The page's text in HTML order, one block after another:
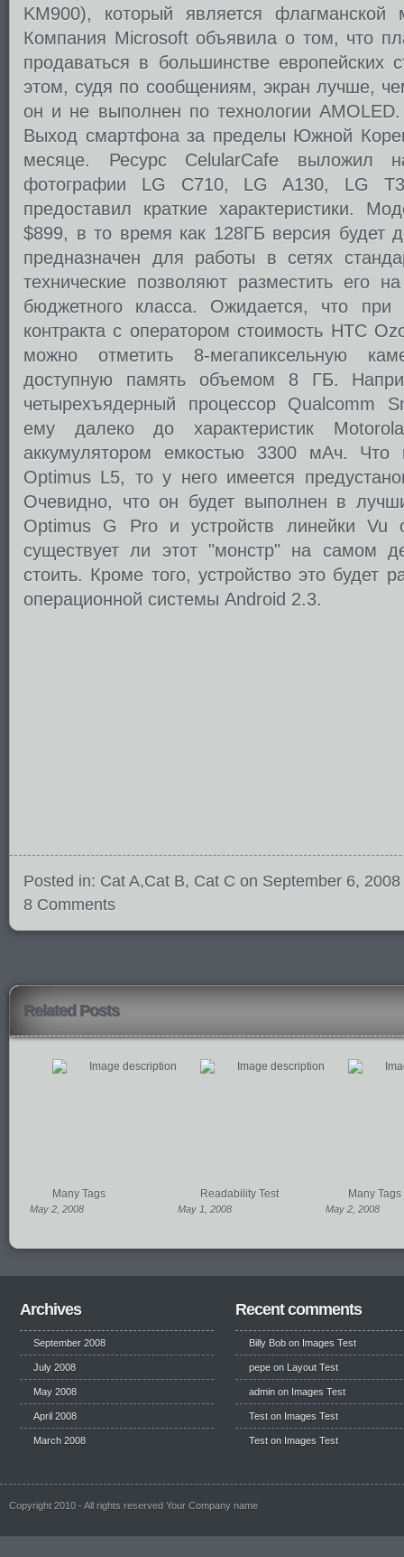
KM900), который является
Компания Microsoft объявила о том, что
продаваться в большинстве
этом, судя по сообщениям, экран лучше,
он и не выполнен по технологии
Выход смартфона за пределы Южной
месяце. Ресурс CelularCafe выложил
фотографии LG C710, LG A130, LG
предоставил краткие характеристики.
$899, в то время как 128ГБ версия будет
предназначен для работы в сетях
технические позволяют разместить его
бюджетного класса. Ожидается, что при
контракта с оператором стоимость HTC
можно отметить 8-мегапиксельную
доступную память объемом 8 ГБ.
четырехъядерный процессор Qualcomm
ему далеко до характеристик
аккумулятором емкостью 3300 мАч. Что
Optimus L5, то у него имеется
Очевидно, что он будет выполнен в
Optimus G Pro и устройств линейки Vu
существует ли этот "монстр" на самом
стоить. Кроме того, устройство это будет
операционной системы Android 2.3.
Posted in: Cat A,Cat B, Cat C on September 6, 2008
8 Comments
Related Posts
Many Tags
May 2, 2008
Readability Test
May 1, 2008
Many Tags
May 2, 2008
Archives
September 2008
July 2008
May 2008
April 2008
March 2008
Recent comments
Billy Bob on Images Test
pepe on Layout Test
admin on Images Test
Test on Images Test
Test on Images Test
Copyright 2010 - All rights reserved Your Company name